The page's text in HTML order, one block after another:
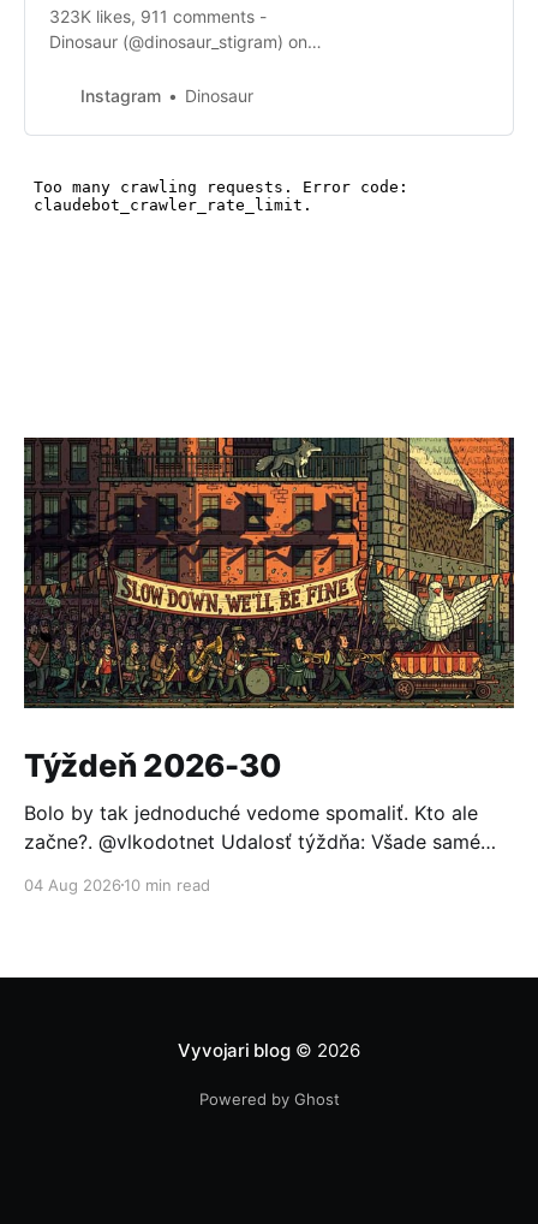
323K likes, 911 comments -
Dinosaur (@dinosaur_stigram) on
BIO🦖🍍🍍🍍****🎥 Credit:
Instagram Dinosaur
Týždeň 2026-30
Bolo by tak jednoduché vedome spomaliť. Kto ale
začne?. @vlkodotnet Udalosť týždňa: Všade samé
nabúrala do Hugging Face a ten sa nevedel brániť
bolo založenie aliancie za
04 Aug 2026 10 min read
Vyvojari blog© 2026
Powered by Ghost